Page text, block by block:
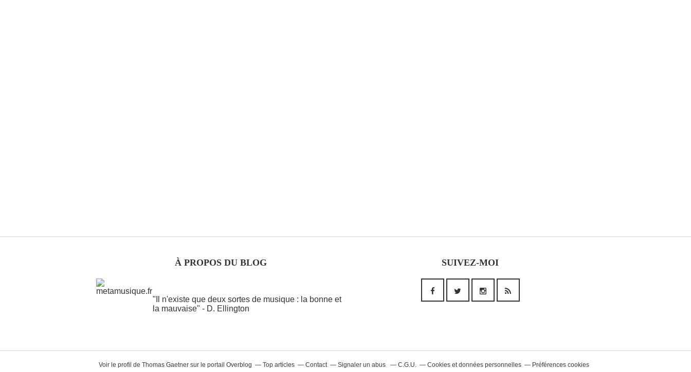
À PROPOS DU BLOG
"Il n'existe que deux sortes de musique : la bonne et
la mauvaise" - D. Ellington
SUIVEZ-MOI
Voir le profil de Thomas Gaetner sur le portail Overblog Top articles Contact Signaler un abus C.G.U. Cookies et données personnelles Préférences cookies